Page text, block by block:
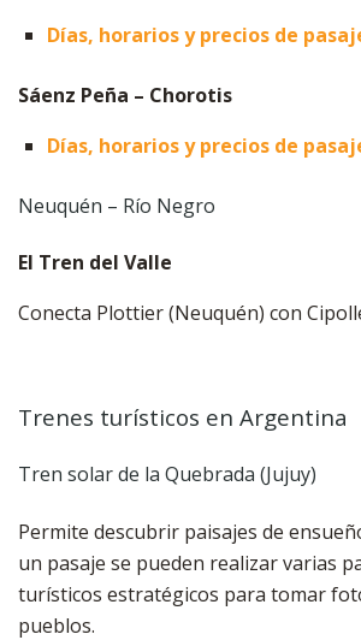
Días, horarios y precios de
Sáenz Peña – Chorotis
Días, horarios y precios de
Neuquén – Río Negro
El Tren del Valle
Conecta Plottier (Neuquén) con
Trenes turísticos en Argentina
Tren solar de la Quebrada (Jujuy)
Permite descubrir paisajes de
un pasaje se pueden realizar varias
turísticos estratégicos para tomar
pueblos.